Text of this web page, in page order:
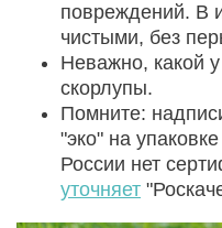
повреждений. В
чистыми, без
Неважно, какой у
скорлупы.
Помните:
"эко" на
России нет
уточняет